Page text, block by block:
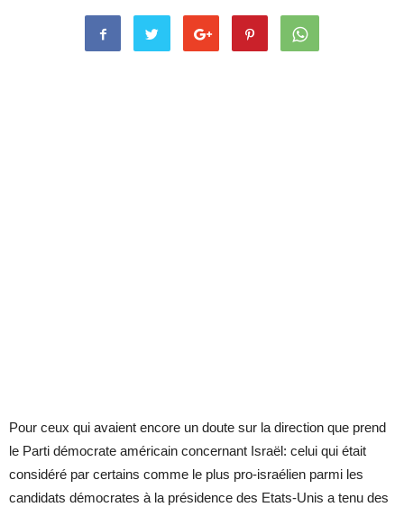
Pour ceux qui avaient encore un doute sur la direction que prend
le Parti démocrate américain concernant Israël: celui qui était
considéré par certains comme le plus pro-israélien parmi les
candidats démocrates à la présidence des Etats-Unis a tenu des